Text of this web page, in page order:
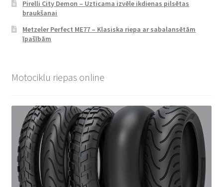
Pirelli City Demon – Uzticama izvēle ikdienas pilsētas
braukšanai
Metzeler Perfect ME77 – Klasiska riepa ar sabalansētām
īpašībām
Motociklu riepas online